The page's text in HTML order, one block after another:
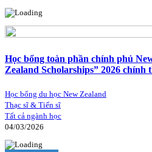
Học bổng toàn phần chính phủ
Zealand Scholarships” 2026 chính
Học bổng du học New Zealand
Thạc sĩ & Tiến sĩ
Tất cả ngành học
04/03/2026